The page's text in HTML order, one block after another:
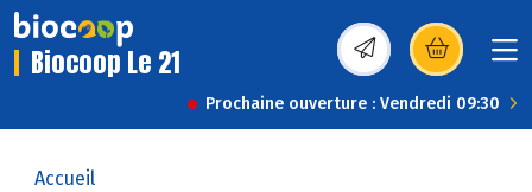
Biocoop Le 21 (s’ouvre dans une
Prochaine ouverture : Vendredi 09:30
Accueil